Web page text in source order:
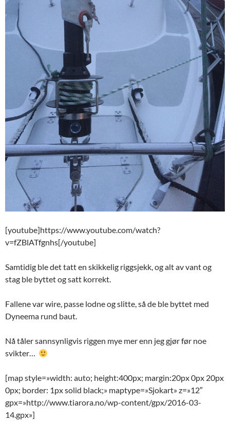
[youtube]https://www.youtube.com/watch?
v=fZBlATfgnhs[/youtube]
Samtidig ble det tatt en skikkelig riggsjekk, og alt av vant og
stag ble byttet og satt korrekt.
Fallene var wire, passe lodne og slitte, så de ble byttet med
Dyneema rund baut.
Nå tåler sannsynligvis riggen mye mer enn jeg gjør før noe
svikter…
[map style=»width: auto; height:400px; margin:20px 0px 20px
0px; border: 1px solid black;» maptype=»Sjokart» z=»12″
gpx=»http://www.tiarora.no/wp-content/gpx/2016-03-
14.gpx»]